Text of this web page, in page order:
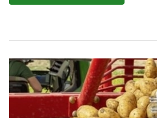
Blocknavigation
NBE